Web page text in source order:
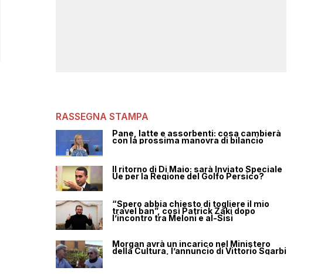
RASSEGNA STAMPA
Pane, latte e assorbenti: cosa cambierà
con la prossima manovra di bilancio
Il ritorno di Di Maio: sarà Inviato Speciale
Ue per la Regione del Golfo Persico?
“Spero abbia chiesto di togliere il mio
travel ban”, così Patrick Zaki dopo
l’incontro tra Meloni e al-Sisi
Morgan avrà un incarico nel Ministero
della Cultura, l’annuncio di Vittorio Sgarbi